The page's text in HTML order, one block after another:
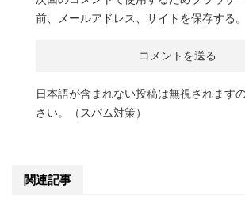
前、メールアドレス、サイトを保存する。
日本語が含まれない投稿は無視されます
さい。（スパム対策）
関連記事